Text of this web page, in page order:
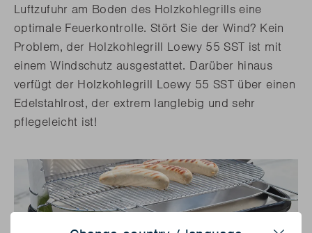
Luftzufuhr am Boden des Holzkohlegrills eine
optimale Feuerkontrolle. Stört Sie der Wind? Kein
Problem, der Holzkohlegrill Loewy 55 SST ist mit
einem Windschutz ausgestattet. Darüber hinaus
verfügt der Holzkohlegrill Loewy 55 SST über einen
Edelstahlrost, der extrem langlebig und sehr
pflegeleicht ist!